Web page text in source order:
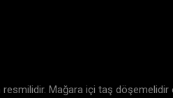
Mağara içi taş döşemelidir